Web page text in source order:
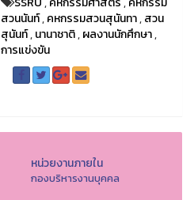
สวนนันท์,คหกรรมสวนสุนันทา,สวน
สุนันท์,นานาชาติ,ผลงานนักศึกษา,
การแข่งขัน
หน่วยงานภายใน
กองบริหารงานบุคคล